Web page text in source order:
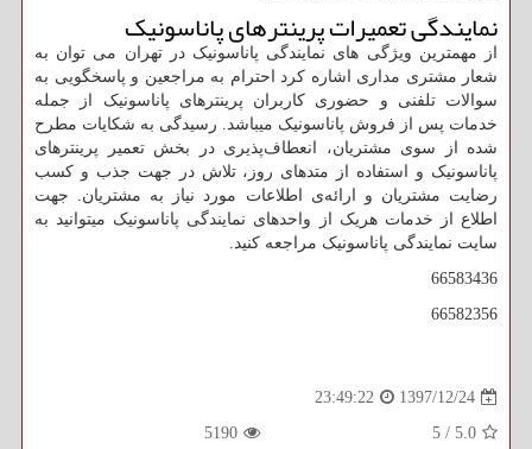
نمایندگی تعمیرات پرینترهای پاناسونیک
از مهمترین ویژگی های نمایندگی پاناسونیک در تهران می توان به
شعار مشتری مداری اشاره کرد احترام به مراجعین و پاسخگویی به
سوالات تلفنی و حضوری کاربران پرینترهای پاناسونیک از جمله
خدمات پس از فروش پاناسونیک میباشد. رسیدگی به شکایات مطرح
شده از سوی مشتریان، انعطاف‌پذیری در بخش تعمیر پرینترهای
پاناسونیک و استفاده از متدهای روز، تلاش در جهت جذب و کسب
رضایت مشتریان و ارائه‌ی اطلاعات مورد نیاز به مشتریان. جهت
اطلاع از خدمات هریک از واحدهای نمایندگی پاناسونیک میتوانید به
سایت نمایندگی پاناسونیک مراجعه کنید.
66583436
66582356
1397/12/24
23:49:22
5.0
/
5
5190